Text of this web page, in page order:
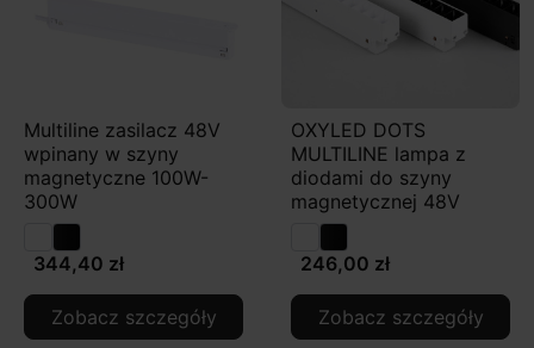
Multiline zasilacz 48V
wpinany w szyny
magnetyczne 100W-
300W
344,40 zł
Zobacz szczegóły
OXYLED DOTS
MULTILINE lampa z
diodami do szyny
magnetycznej 48V
246,00 zł
Zobacz szczegóły